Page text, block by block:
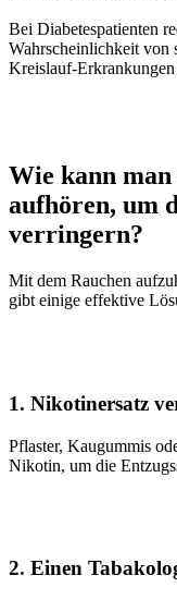
Bei Diabetespatienten
Wahrscheinlichkeit
Kreislauf-
Wie kann
aufhören, um
verringern?
Mit dem Rauchen
gibt einige effektive
1. Nikotinersatz
Pflaster, Kaugummis
Nikotin, um die
2. Einen